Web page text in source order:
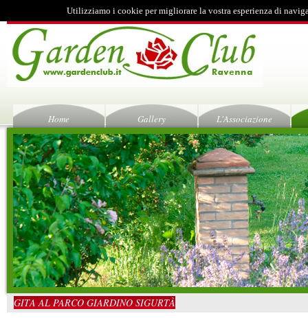
Utilizziamo i cookie per migliorare la vostra esperienza di
Home Gallery L'Associazione
GITA AL PARCO GIARDINO SIGURTÀ